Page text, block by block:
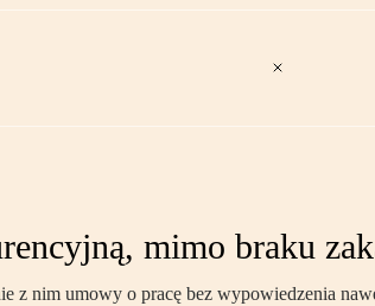
mimo braku
z nim umowy o pracę bez wypowiedzenia